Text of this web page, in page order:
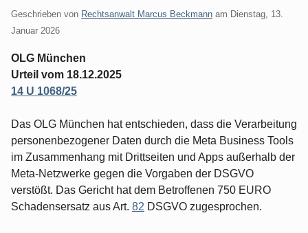
Geschrieben von Rechtsanwalt Marcus Beckmann am Dienstag, 13.
Januar 2026
OLG München
Urteil vom 18.12.2025
14 U 1068/25
Das OLG München hat entschieden, dass die Verarbeitung
personenbezogener Daten durch die Meta Business Tools
im Zusammenhang mit Drittseiten und Apps außerhalb der
Meta-Netzwerke gegen die Vorgaben der DSGVO
verstößt. Das Gericht hat dem Betroffenen 750 EURO
Schadensersatz aus Art. 82 DSGVO zugesprochen.